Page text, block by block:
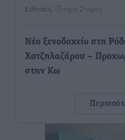
Ειδήσεις πριν 2 ώρες
Νέο ξενοδοχείο στη
Χατζηλαζάρου –
στην Κω
Μαστιχάρι –